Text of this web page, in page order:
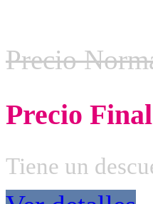
Precio
Precio
Tiene un